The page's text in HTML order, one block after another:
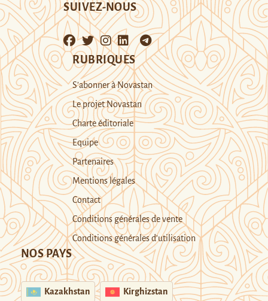
SUIVEZ-NOUS
RUBRIQUES
S’abonner à Novastan
Le projet Novastan
Charte éditoriale
Equipe
Partenaires
Mentions légales
Contact
Conditions générales de vente
Conditions générales d’utilisation
NOS PAYS
Kazakhstan Kirghizstan